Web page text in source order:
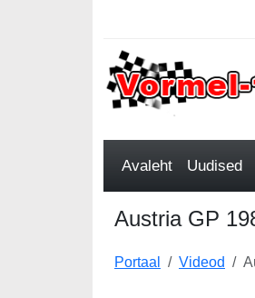
Avaleht Uudised
Austria GP
Portaal Videod